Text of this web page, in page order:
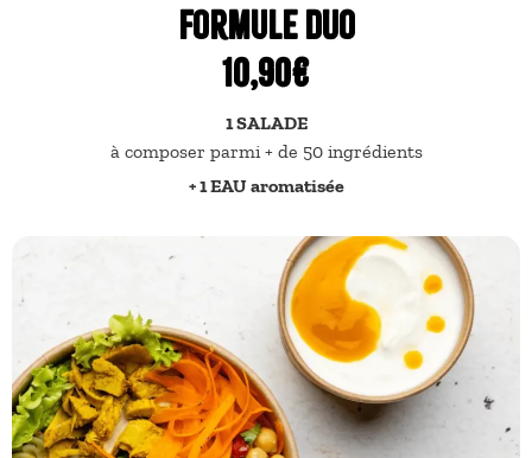
Formule DUO
10,90€
1 SALADE
à composer parmi + de 50 ingrédients
+ 1 EAU aromatisée